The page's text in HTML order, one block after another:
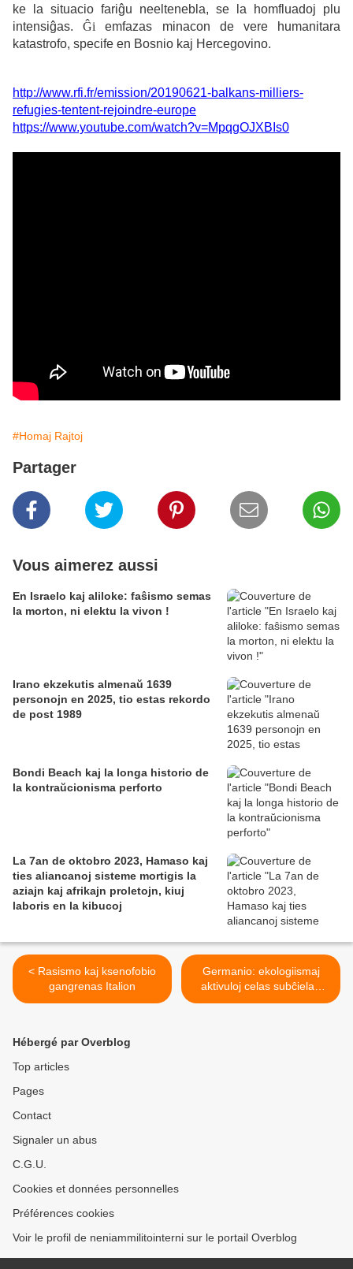
ke la situacio fariĝu neeltenebla, se la homfluadoj plu
intensiĝas.Ĝi emfazas minacon de vere humanitara
katastrofo, specife en Bosnio kaj Hercegovino.
http://www.rfi.fr/emission/20190621-balkans-milliers-
refugies-tentent-rejoindre-europe
https://www.youtube.com/watch?v=MpqgOJXBIs0
#Homaj Rajtoj
Partager
Vous aimerez aussi
En Israelo kaj aliloke: faŝismo semas
la morton, ni elektu la vivon !
Irano ekzekutis almenaŭ 1639
personojn en 2025, tio estas rekordo
de post 1989
Bondi Beach kaj la longa historio de
la kontraŭcionisma perforto
La 7an de oktobro 2023, Hamaso kaj
ties aliancanoj sisteme mortigis la
aziajn kaj afrikajn proletojn, kiuj
laboris en la kibucoj
< Rasismo kaj ksenofobio
gangrenas Italion
Germanio: ekologiismaj
aktivuloj celas subĉielan
minon >
Hébergé par Overblog
Top articles
Pages
Contact
Signaler un abus
C.G.U.
Cookies et données personnelles
Préférences cookies
Voir le profil de neniammilitointerni sur le portail Overblog